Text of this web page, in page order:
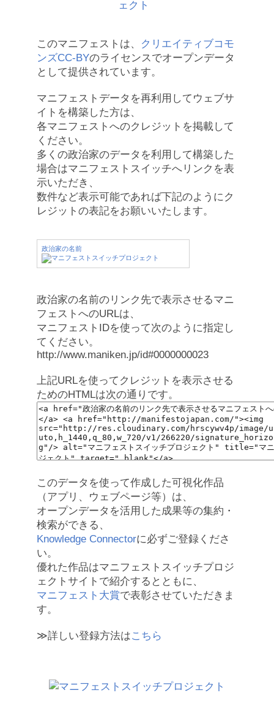
このマニフェストは、
クリエイティブコモ
ンズCC-BYのライセンスでオープンデータ
として提供されています。
マニフェストデータを再利用してウェブサ
イトを構築した方は、
各マニフェストへのクレジットを掲載して
ください。
多くの政治家のデータを利用して構築した
場合はマニフェストスイッチへリンクを表
示いただき、
数件など表示可能であれば下記のようにク
レジットの表記をお願いいたします。
政治家の名前
政治家の名前のリンク先で表示させるマニ
フェストへのURLは、
マニフェストIDを使って次のように指定し
てください。
http://www.maniken.jp/id#0000000023
上記URLを使ってクレジットを表示させる
ためのHTMLは次の通りです。
このデータを使って作成した可視化作品
（アプリ、ウェブページ等）は、
オープンデータを活用した成果等の集約・
検索ができる、
Knowledge Connectorに必ずご登録くださ
い。
優れた作品はマニフェストスイッチプロジ
ェクトサイトで紹介するとともに、
マニフェスト大賞で表彰させていただきま
す。
≫詳しい登録方法はこちら